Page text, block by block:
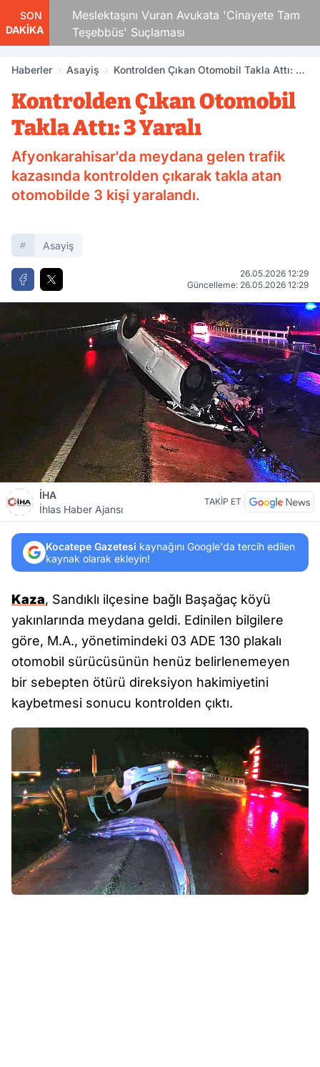
SON
DAKİKA
Meslektaşını Vuran Avukata 'Cinayete Tam
Teşebbüs' Suçlaması
Haberler Asayiş
Kontrolden Çıkan Otomobil Takla Attı: 3
Kontrolden Çıkan Otomobil
Takla Attı: 3 Yaralı
Afyonkarahisar'da meydana gelen trafik
kazasında kontrolden çıkarak takla atan
otomobilde 3 kişi yaralandı.
Asayiş
26.05.2026 12:29
Güncelleme: 26.05.2026 12:29
İHA
İhlas Haber Ajansı
TAKİP ET
Kocatepe Gazetesi kaynağını Google'da tercih edilen
kaynak olarak ekleyin!
Kaza, Sandıklı ilçesine bağlı Başağaç köyü
yakınlarında meydana geldi. Edinilen bilgilere
göre, M.A., yönetimindeki 03 ADE 130 plakalı
otomobil sürücüsünün henüz belirlenemeyen
bir sebepten ötürü direksiyon hakimiyetini
kaybetmesi sonucu kontrolden çıktı.